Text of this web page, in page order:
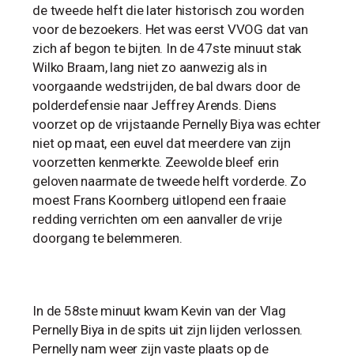
de tweede helft die later historisch zou worden
voor de bezoekers. Het was eerst VVOG dat van
zich af begon te bijten. In de 47ste minuut stak
Wilko Braam, lang niet zo aanwezig als in
voorgaande wedstrijden, de bal dwars door de
polderdefensie naar Jeffrey Arends. Diens
voorzet op de vrijstaande Pernelly Biya was echter
niet op maat, een euvel dat meerdere van zijn
voorzetten kenmerkte. Zeewolde bleef erin
geloven naarmate de tweede helft vorderde. Zo
moest Frans Koornberg uitlopend een fraaie
redding verrichten om een aanvaller de vrije
doorgang te belemmeren.
In de 58ste minuut kwam Kevin van der Vlag
Pernelly Biya in de spits uit zijn lijden verlossen.
Pernelly nam weer zijn vaste plaats op de